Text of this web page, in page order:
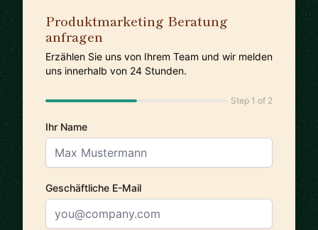
Produktmarketing Beratung
anfragen
Erzählen Sie uns von Ihrem Team und wir melden
uns innerhalb von 24 Stunden.
Step 1 of 2
Ihr Name
Geschäftliche E-Mail